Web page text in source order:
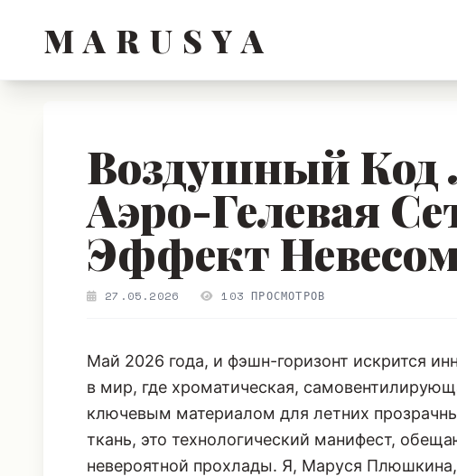
M A R U S Y A
Воздушный Код
Аэро-Гелевая
Эффект
27.05.2026 103 ПРОСМОТРОВ
Май 2026 года, и фэшн-горизонт искрится
в мир, где хроматическая,
ключевым материалом для летних
ткань, это технологический манифест,
невероятной прохлады. Я, Маруся